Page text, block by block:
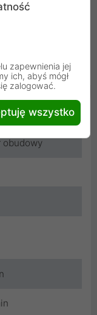
i dopracowany
wentylatory są
obudowy
zapewnienia jej
ich, abyś mógł
zalogować.
wszystko